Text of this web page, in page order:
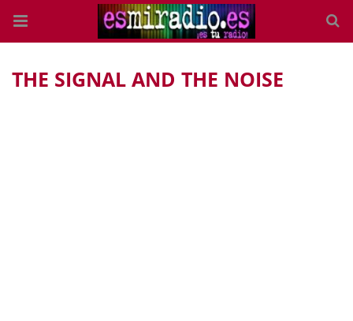
THE SIGNAL AND THE NOISE